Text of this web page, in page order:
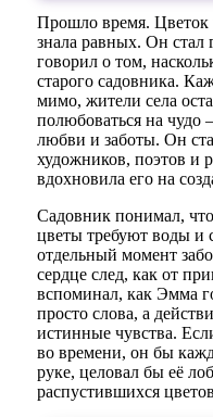
Прошло время. Цветок
знала равных. Он стал
говорил о том,
старого садовника.
мимо, жители села
полюбоваться на
любви и заботы. Он
художников, поэтов и
вдохновила его на
Садовник понимал,
цветы требуют воды и
отдельный момент
сердце след, как от
вспоминал, как Эмма
просто слова, а
истинные чувства.
во времени, он бы
руке, целовал бы её
распустившихся